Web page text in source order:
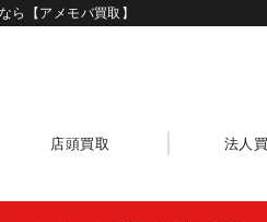
ら【アメモバ買取】
店頭買取 法人